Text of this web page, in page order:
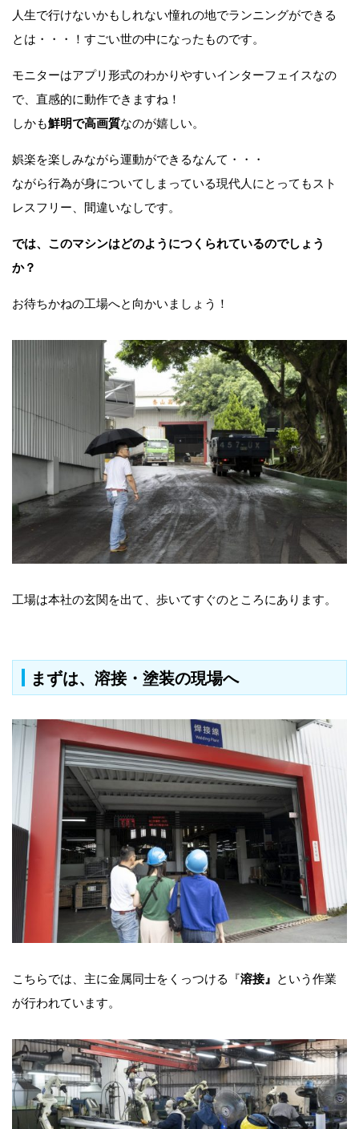
人生で行けないかもしれない憧れの地でランニングができる
とは・・・！すごい世の中になったものです。
モニターはアプリ形式のわかりやすいインターフェイスなの
で、直感的に動作できますね！
しかも鮮明で高画質なのが嬉しい。
娯楽を楽しみながら運動ができるなんて・・・
ながら行為が身についてしまっている現代人にとってもスト
レスフリー、間違いなしです。
では、このマシンはどのようにつくられているのでしょう
か？
お待ちかねの工場へと向かいましょう！
工場は本社の玄関を出て、歩いてすぐのところにあります。
まずは、溶接・塗装の現場へ
こちらでは、主に金属同士をくっつける『溶接』 という作業
が行われています。